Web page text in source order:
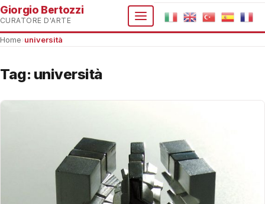
Giorgio Bertozzi
CURATORE D'ARTE
Home università
Tag: università